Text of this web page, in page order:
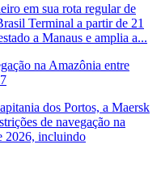
em sua rota regular de
Terminal a partir de 21
a Manaus e amplia a...
na Amazônia entre
dos Portos, a Maersk
de navegação na
2026, incluindo